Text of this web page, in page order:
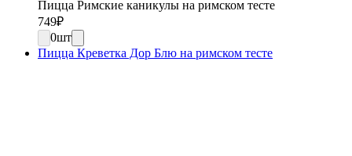
Пицца Римские каникулы на римском тесте
749₽
0шт
Пицца Креветка Дор Блю на римском тесте